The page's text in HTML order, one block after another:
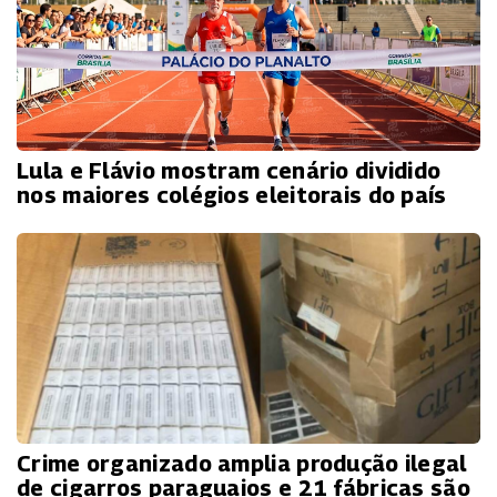
Lula e Flávio mostram cenário dividido
nos maiores colégios eleitorais do país
Crime organizado amplia produção ilegal
de cigarros paraguaios e 21 fábricas são